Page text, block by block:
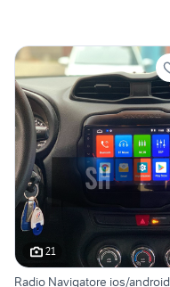
21
Radio Navigatore ios/android